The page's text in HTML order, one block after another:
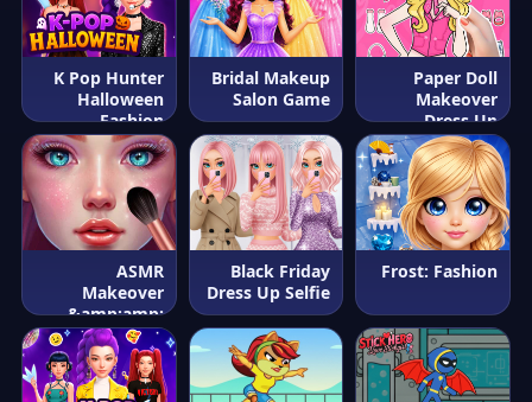
Paper Doll
Makeover
Dress Up
Bridal Makeup
Salon Game
K Pop Hunter
Halloween
Fashion
Frost: Fashion
Black Friday
Dress Up Selfie
ASMR
Makeover
&amp;amp;
Makeup Studio